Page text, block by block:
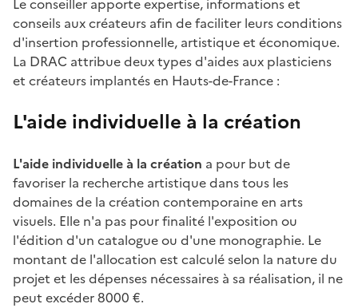
conseils aux créateurs afin de faciliter leurs conditions
d'insertion professionnelle, artistique et économique.
La DRAC attribue deux types d'aides aux plasticiens
et créateurs implantés en Hauts-de-France :
L'aide individuelle à la création
L'aide individuelle à la création a pour but de
favoriser la recherche artistique dans tous les
domaines de la création contemporaine en arts
visuels. Elle n'a pas pour finalité l'exposition ou
l'édition d'un catalogue ou d'une monographie. Le
montant de l'allocation est calculé selon la nature du
projet et les dépenses nécessaires à sa réalisation, il ne
peut excéder 8000 €.